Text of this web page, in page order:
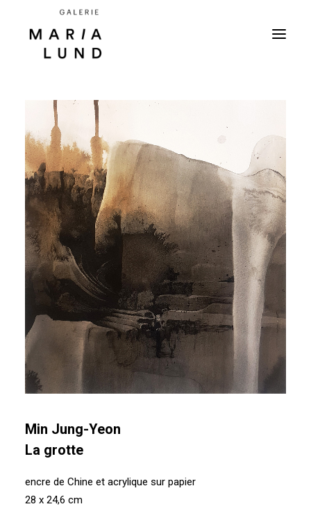
Min Jung-Yeon
La grotte
encre de Chine et acrylique sur papier
28 x 24,6 cm